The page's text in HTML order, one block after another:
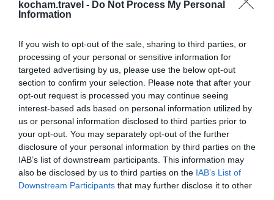
kocham.travel - Do Not Process My Personal
Information
If you wish to opt-out of the sale, sharing to third parties, or
processing of your personal or sensitive information for
targeted advertising by us, please use the below opt-out
section to confirm your selection. Please note that after your
opt-out request is processed you may continue seeing
interest-based ads based on personal information utilized by
us or personal information disclosed to third parties prior to
your opt-out. You may separately opt-out of the further
disclosure of your personal information by third parties on the
IAB’s list of downstream participants. This information may
also be disclosed by us to third parties on the IAB’s List of
Downstream Participants that may further disclose it to other
Spróbuj lokalnych
smaków
Florencja to raj dla smakoszy. Nie